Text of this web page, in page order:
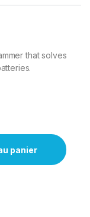
that solves
for iPhone 8 - 15
panier